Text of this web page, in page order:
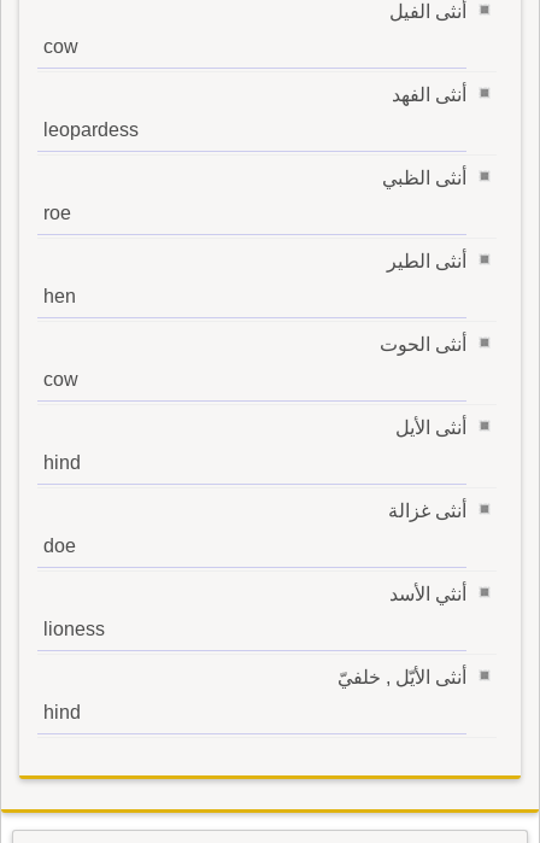
أنثى الفيل
cow
أنثى الفهد
leopardess
أنثى الظبي
roe
أنثى الطير
hen
أنثى الحوت
cow
أنثى الأيل
hind
أنثى غزالة
doe
أنثي الأسد
lioness
أنثى الأيّل , خلفيّ
hind